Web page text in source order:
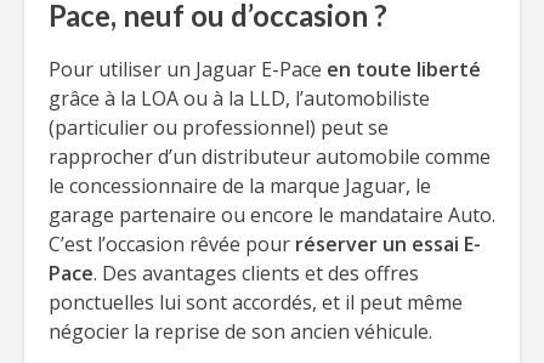
Pace, neuf ou d’occasion ?
Pour utiliser un Jaguar E-Pace en toute liberté
grâce à la LOA ou à la LLD, l’automobiliste
(particulier ou professionnel) peut se
rapprocher d’un distributeur automobile comme
le concessionnaire de la marque Jaguar, le
garage partenaire ou encore le mandataire Auto.
C’est l’occasion rêvée pour réserver un essai E-
Pace. Des avantages clients et des offres
ponctuelles lui sont accordés, et il peut même
négocier la reprise de son ancien véhicule.